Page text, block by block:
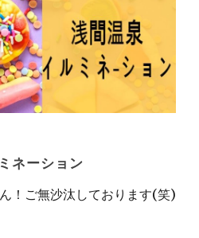
ネーション
！ご無沙汰しております(笑)